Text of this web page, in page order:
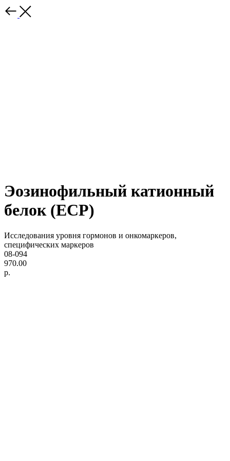
Эозинофильный катионный
белок (ECP)
Исследования уровня гормонов и онкомаркеров,
специфических маркеров
08-094
970.00
р.